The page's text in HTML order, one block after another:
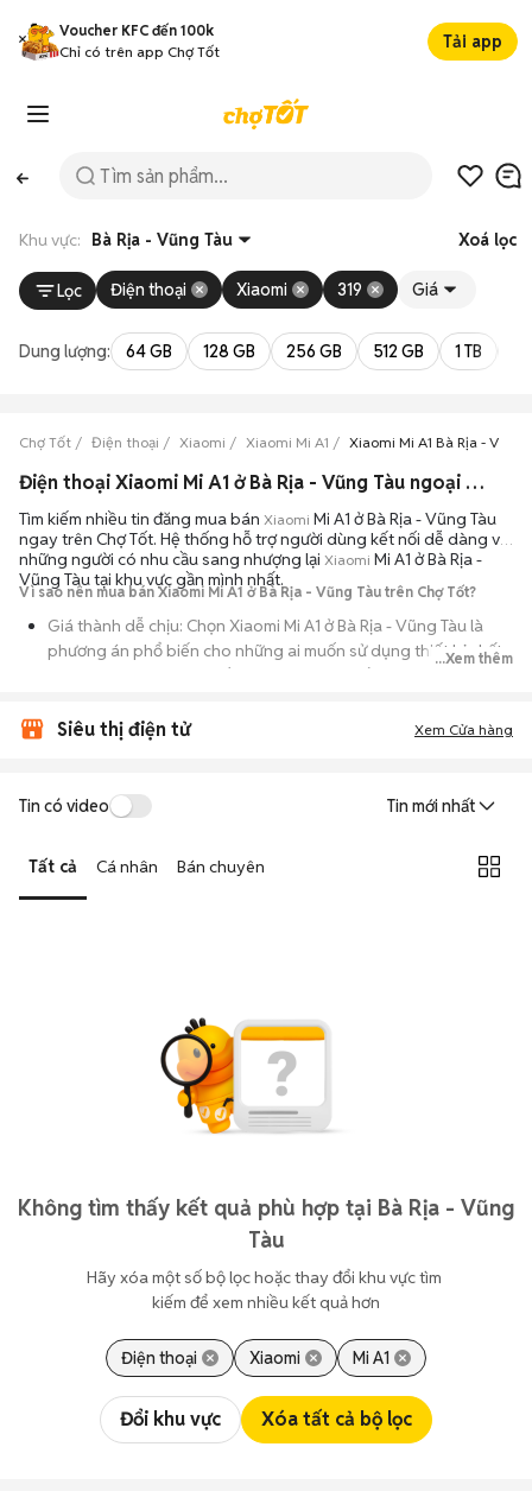
Voucher KFC đến 100k
Chỉ có trên app Chợ Tốt
Tải app
Khu vực: Bà Rịa - Vũng Tàu Xoá lọc
Lọc Điện thoại Xiaomi 319 Giá
Dung lượng: 64 GB 128 GB 256 GB 512 GB 1 TB
Chợ Tốt Điện thoại Xiaomi Xiaomi Mi A1 Xiaomi Mi A1 Bà Rịa - Vũng
Điện thoại Xiaomi Mi A1 ở Bà Rịa - Vũng Tàu ngoại hình đẹp
Tìm kiếm nhiều tin đăng mua bán Xiaomi Mi A1 ở Bà Rịa - Vũng Tàu
ngay trên Chợ Tốt. Hệ thống hỗ trợ người dùng kết nối dễ dàng với
những người có nhu cầu sang nhượng lại Xiaomi Mi A1 ở Bà Rịa -
Vũng Tàu tại khu vực gần mình nhất.
Vì sao nên mua bán Xiaomi Mi A1 ở Bà Rịa - Vũng Tàu trên Chợ Tốt?
Giá thành dễ chịu: Chọn Xiaomi Mi A1 ở Bà Rịa - Vũng Tàu là
phương án phổ biến cho những ai muốn sử dụng thiết bị chất
lượng nhưng không muốn chi trả mức giá đắt đỏ của máy mới.
Vũng Tàu từ người dùng cá nhân thanh lý hoặc cửa hàng, với
An tâm kiểm tra máy: Cơ chế mua bán hẹn gặp mặt giúp bạn
...Xem thêm
Siêu thị điện tử Xem Cửa hàng
Tin có video Tin mới nhất
Tất cả Cá nhân Bán chuyên
Không tìm thấy kết quả phù hợp tại Bà Rịa - Vũng
Tàu
Hãy xóa một số bộ lọc hoặc thay đổi khu vực tìm
kiếm để xem nhiều kết quả hơn
Điện thoại Xiaomi Mi A1
Đổi khu vực Xóa tất cả bộ lọc